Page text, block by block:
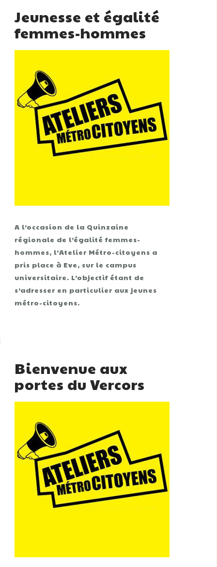
Jeunesse et égalité
femmes-hommes
A l’occasion de la Quinzaine
régionale de l’égalité femmes-
hommes, l’Atelier Métro-citoyens a
pris place à Eve, sur le campus
universitaire. L’objectif étant de
s’adresser en particulier aux jeunes
métro-citoyens.
Bienvenue aux
portes du Vercors